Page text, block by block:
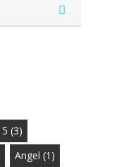
5 (3)
Angel (1)